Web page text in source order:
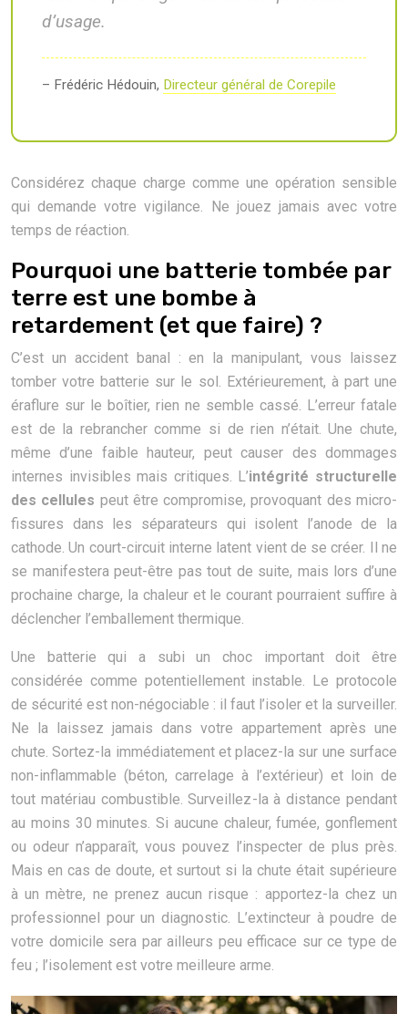
d’usage.
– Frédéric Hédouin, Directeur général de Corepile
Considérez chaque charge comme une opération sensible
qui demande votre vigilance. Ne jouez jamais avec votre
temps de réaction.
Pourquoi une batterie tombée par
terre est une bombe à
retardement (et que faire) ?
C’est un accident banal : en la manipulant, vous laissez
tomber votre batterie sur le sol. Extérieurement, à part une
éraflure sur le boîtier, rien ne semble cassé. L’erreur fatale
est de la rebrancher comme si de rien n’était. Une chute,
même d’une faible hauteur, peut causer des dommages
internes invisibles mais critiques. L’intégrité structurelle
des cellules peut être compromise, provoquant des micro-
fissures dans les séparateurs qui isolent l’anode de la
cathode. Un court-circuit interne latent vient de se créer. Il ne
se manifestera peut-être pas tout de suite, mais lors d’une
prochaine charge, la chaleur et le courant pourraient suffire à
déclencher l’emballement thermique.
Une batterie qui a subi un choc important doit être
considérée comme potentiellement instable. Le protocole
de sécurité est non-négociable : il faut l’isoler et la surveiller.
Ne la laissez jamais dans votre appartement après une
chute. Sortez-la immédiatement et placez-la sur une surface
non-inflammable (béton, carrelage à l’extérieur) et loin de
tout matériau combustible. Surveillez-la à distance pendant
au moins 30 minutes. Si aucune chaleur, fumée, gonflement
ou odeur n’apparaît, vous pouvez l’inspecter de plus près.
Mais en cas de doute, et surtout si la chute était supérieure
à un mètre, ne prenez aucun risque : apportez-la chez un
professionnel pour un diagnostic. L’extincteur à poudre de
votre domicile sera par ailleurs peu efficace sur ce type de
feu ; l’isolement est votre meilleure arme.